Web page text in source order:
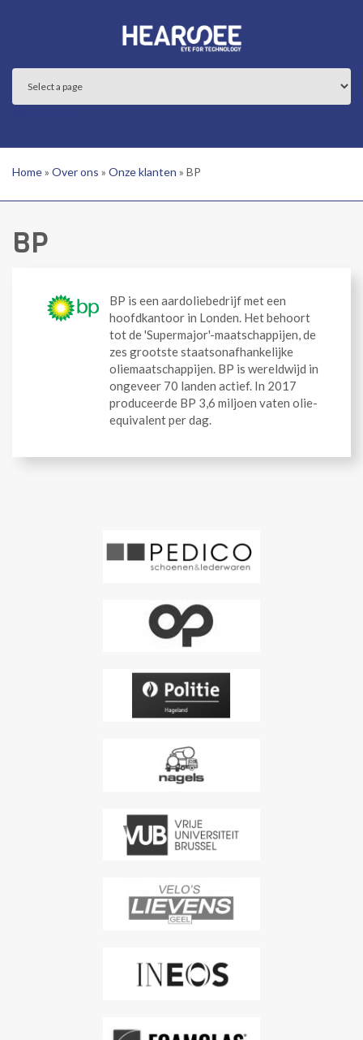
Home» Over ons » Onze klanten » BP
BP
BP is een aardoliebedrijf met een
hoofdkantoor in Londen. Het behoort
tot de 'Supermajor'-maatschappijen, de
zes grootste staatsonafhankelijke
oliemaatschappijen. BP is wereldwijd in
ongeveer 70 landen actief. In 2017
produceerde BP 3,6 miljoen vaten olie-
equivalent per dag.